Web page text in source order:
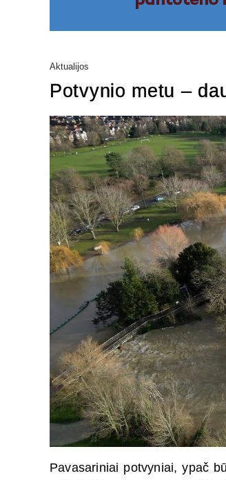
Aktualijos
Potvynio metu –
Pavasariniai potvyniai, ypač